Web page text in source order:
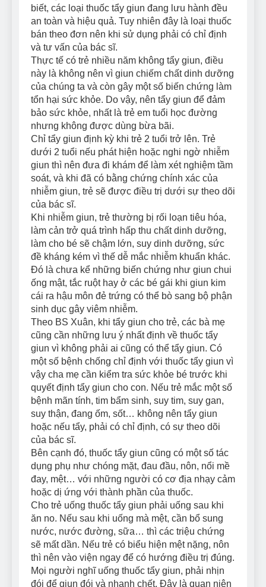
biết, các loại thuốc tẩy giun đang lưu hành đều
an toàn và hiệu quả. Tuy nhiên đây là loại thuốc
bán theo đơn nên khi sử dụng phải có chỉ định
và tư vấn của bác sĩ.
Thực tế có trẻ nhiều năm không tẩy giun, điều
này là không nên vì giun chiếm chất dinh dưỡng
của chúng ta và còn gây một số biến chứng làm
tổn hại sức khỏe. Do vậy, nên tẩy giun để đảm
bảo sức khỏe, nhất là trẻ em tuổi học đường
nhưng không được dùng bừa bãi.
Chỉ tẩy giun định kỳ khi trẻ 2 tuổi trở lên. Trẻ
dưới 2 tuổi nếu phát hiện hoặc nghi ngờ nhiễm
giun thì nên đưa đi khám để làm xét nghiệm tầm
soát, và khi đã có bằng chứng chính xác của
nhiễm giun, trẻ sẽ được điều trị dưới sự theo dõi
của bác sĩ.
Khi nhiễm giun, trẻ thường bị rối loạn tiêu hóa,
làm cản trở quá trình hấp thu chất dinh dưỡng,
làm cho bé sẽ chậm lớn, suy dinh dưỡng, sức
đề kháng kém vì thế dễ mắc nhiễm khuẩn khác.
Đó là chưa kể những biến chứng như giun chui
ống mật, tắc ruột hay ở các bé gái khi giun kim
cái ra hậu môn đẻ trứng có thể bò sang bộ phận
sinh dục gây viêm nhiễm.
Theo BS Xuân, khi tẩy giun cho trẻ, các bà mẹ
cũng cần những lưu ý nhất định về thuốc tẩy
giun vì không phải ai cũng có thể tẩy giun. Có
một số bệnh chống chỉ định với thuốc tẩy giun vì
vậy cha mẹ cần kiểm tra sức khỏe bé trước khi
quyết định tẩy giun cho con. Nếu trẻ mắc một số
bệnh mãn tính, tim bẩm sinh, suy tim, suy gan,
suy thận, đang ốm, sốt… không nên tẩy giun
hoặc nếu tẩy, phải có chỉ định, có sự theo dõi
của bác sĩ.
Bên cạnh đó, thuốc tẩy giun cũng có một số tác
dụng phụ như chóng mặt, đau đầu, nôn, nổi mề
đay, mệt… với những người có cơ địa nhạy cảm
hoặc dị ứng với thành phần của thuốc.
Cho trẻ uống thuốc tẩy giun phải uống sau khi
ăn no. Nếu sau khi uống mà mệt, cần bổ sung
nước, nước đường, sữa… thì các triệu chứng
sẽ mất dần. Nếu trẻ có biểu hiện mệt nặng, nôn
thì nên vào viện ngay để có hướng điều trị đúng.
Mọi người nghĩ uống thuốc tẩy giun, phải nhịn
đói để giun đói và nhanh chết. Đây là quan niện